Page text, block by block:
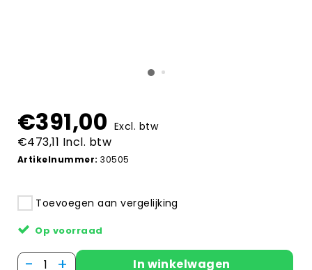
€391,00 Excl. btw
€473,11 Incl. btw
Artikelnummer: 30505
Toevoegen aan vergelijking
Op voorraad
- + In winkelwagen